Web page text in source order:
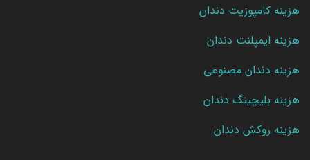
هزینه کامپوزیت دندان
هزینه ایمپلنت دندان
هزینه دندان مصنوعی
هزینه بلیچینگ دندان
هزینه روکش دندان